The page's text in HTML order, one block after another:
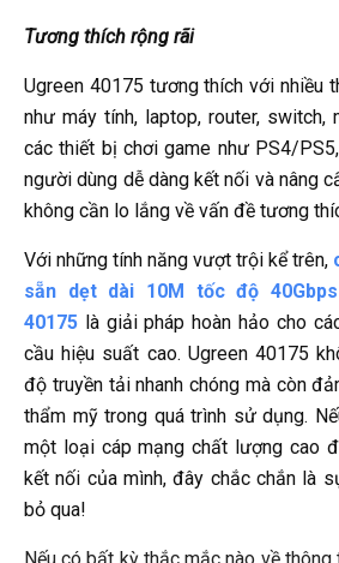
Tương thích rộng rãi
Ugreen 40175 tương thích với nhiều
như máy tính, laptop, router, switch,
các thiết bị chơi game như PS4/
người dùng dễ dàng kết nối và nâng
không cần lo lắng về vấn đề tương
Với những tính năng vượt trội kể trên,
sẵn dẹt dài 10M tốc độ
40175 là giải pháp hoàn hảo cho
cầu hiệu suất cao. Ugreen 40175
độ truyền tải nhanh chóng mà còn
thẩm mỹ trong quá trình sử dụng.
một loại cáp mạng chất lượng cao
kết nối của mình, đây chắc chắn là
bỏ qua!